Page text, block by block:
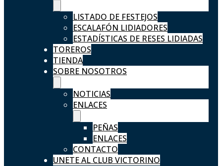
LISTADO DE FESTEJOS
ESCALAFÓN LIDIADORES
ESTADÍSTICAS DE RESES LIDIADAS
TOREROS
TIENDA
SOBRE NOSOTROS
NOTICIAS
ENLACES
PEÑAS
ENLACES
CONTACTO
UNETE AL CLUB VICTORINO